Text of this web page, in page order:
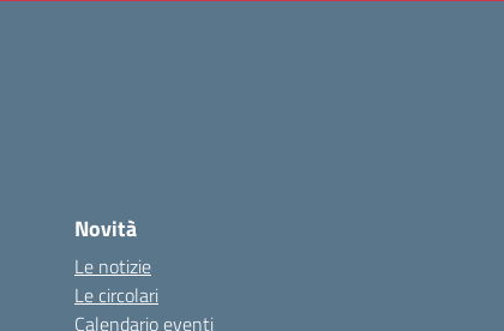
Novità
Le notizie
Le circolari
Calendario eventi